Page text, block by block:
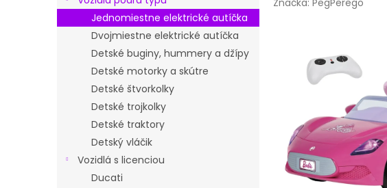
p
a
Jednomiestne elektrické autíčka
Dvojmiestne elektrické autíčka
Detské buginy, hummery a džípy
Detské motorky a skútre
Detské štvorkolky
Detské trojkolky
Detské traktory
Detský vláčik
Vozidlá s licenciou
Ducati
Značka: PegPerego